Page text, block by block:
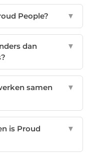
People? ▼
dan
▼
samen
▼
is Proud
▼